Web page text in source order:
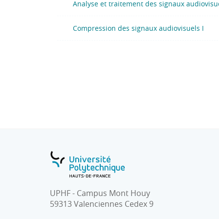
Analyse et traitement des signaux
Compression des signaux audiovisuels I
UPHF - Campus Mont Houy
59313 Valenciennes Cedex 9